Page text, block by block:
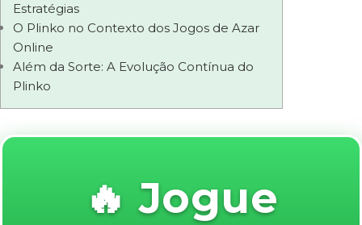
Estratégias
O Plinko no Contexto dos Jogos de Azar
Online
Além da Sorte: A Evolução Contínua do
Plinko
🔥 Jogue